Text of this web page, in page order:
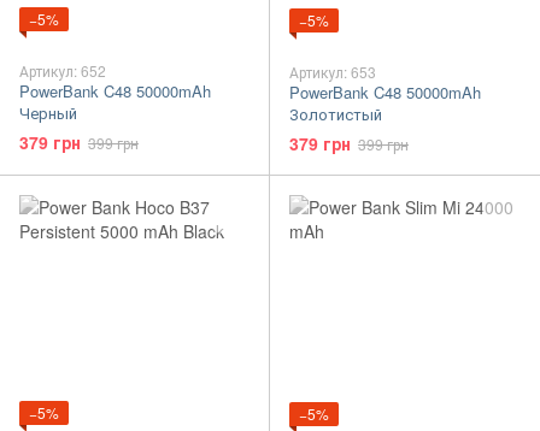
−5%
Артикул: 652
PowerBank C48 50000mAh
Черный
379 грн 399 грн
−5%
Артикул: 653
PowerBank C48 50000mAh
Золотистый
379 грн 399 грн
−5% −5%